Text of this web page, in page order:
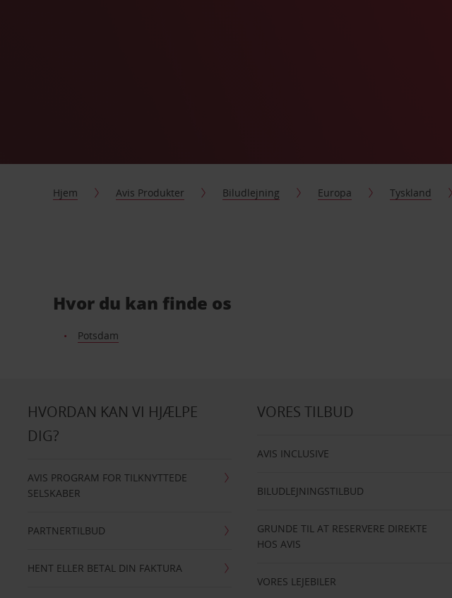
Hjem Avis Produkter Biludlejning Europa Tyskland
Hvor du kan finde os
Potsdam
HVORDAN KAN VI HJÆLPE
DIG?
AVIS PROGRAM FOR TILKNYTTEDE
SELSKABER
PARTNERTILBUD
HENT ELLER BETAL DIN FAKTURA
VORES TILBUD
AVIS INCLUSIVE
BILUDLEJNINGSTILBUD
GRUNDE TIL AT RESERVERE DIREKTE
HOS AVIS
VORES LEJEBILER